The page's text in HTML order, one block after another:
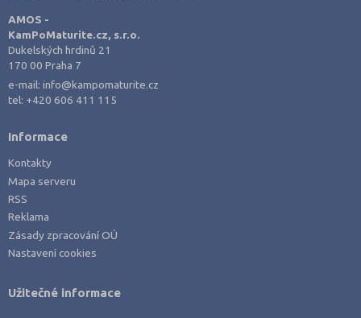
AMOS -
KamPoMaturite.cz, s.r.o.
Dukelských hrdinů 21
170 00 Praha 7
e-mail:info@kampomaturite.cz
tel: +420 606 411 115
Informace
Kontakty
Mapa serveru
RSS
Reklama
Zásady zpracování OÚ
Nastavení cookies
Užitečné informace